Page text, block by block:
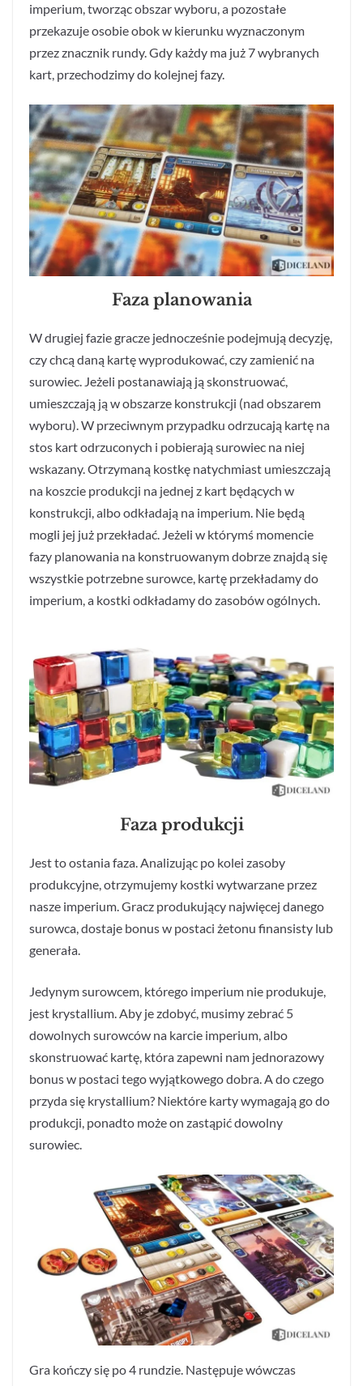
imperium, tworząc obszar wyboru, a pozostałe
przekazuje osobie obok w kierunku wyznaczonym
przez znacznik rundy. Gdy każdy ma już 7 wybranych
kart, przechodzimy do kolejnej fazy.
Faza planowania
W drugiej fazie gracze jednocześnie podejmują decyzję,
czy chcą daną kartę wyprodukować, czy zamienić na
surowiec. Jeżeli postanawiają ją skonstruować,
umieszczają ją w obszarze konstrukcji (nad obszarem
wyboru). W przeciwnym przypadku odrzucają kartę na
stos kart odrzuconych i pobierają surowiec na niej
wskazany. Otrzymaną kostkę natychmiast umieszczają
na koszcie produkcji na jednej z kart będących w
konstrukcji, albo odkładają na imperium. Nie będą
mogli jej już przekładać. Jeżeli w którymś momencie
fazy planowania na konstruowanym dobrze znajdą się
wszystkie potrzebne surowce, kartę przekładamy do
imperium, a kostki odkładamy do zasobów ogólnych.
Faza produkcji
Jest to ostania faza. Analizując po kolei zasoby
produkcyjne, otrzymujemy kostki wytwarzane przez
nasze imperium. Gracz produkujący najwięcej danego
surowca, dostaje bonus w postaci żetonu finansisty lub
generała.
Jedynym surowcem, którego imperium nie produkuje,
jest krystallium. Aby je zdobyć, musimy zebrać 5
dowolnych surowców na karcie imperium, albo
skonstruować kartę, która zapewni nam jednorazowy
bonus w postaci tego wyjątkowego dobra. A do czego
przyda się krystallium? Niektóre karty wymagają go do
produkcji, ponadto może on zastąpić dowolny
surowiec.
Gra kończy się po 4 rundzie. Następuje wówczas